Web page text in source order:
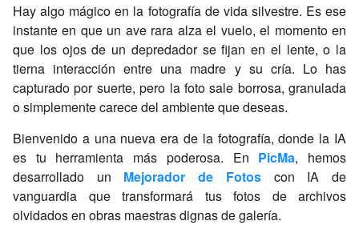
Hay algo mágico en la fotografía de vida silvestre. Es ese
instante en que un ave rara alza el vuelo, el momento en
que los ojos de un depredador se fijan en el lente, o la
tierna interacción entre una madre y su cría. Lo has
capturado por suerte, pero la foto sale borrosa, granulada
o simplemente carece del ambiente que deseas.
Bienvenido a una nueva era de la fotografía, donde la IA
es tu herramienta más poderosa. En PicMa, hemos
desarrollado un Mejorador de Fotoscon IA de
vanguardia que transformará tus fotos de archivos
olvidados en obras maestras dignas de galería.